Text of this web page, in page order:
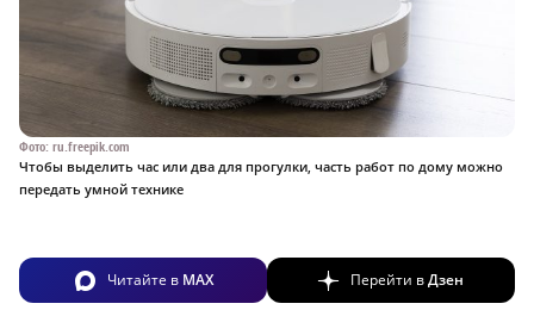
Фото: ru.freepik.com
Чтобы выделить час или два для прогулки, часть работ по дому можно
передать умной технике
Читайте в MAX Перейти вДзен